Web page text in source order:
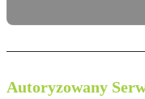
Autoryzowany